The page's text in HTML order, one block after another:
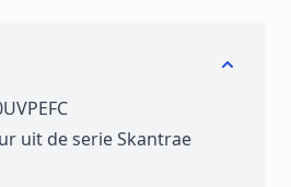
uit de serie Skantrae